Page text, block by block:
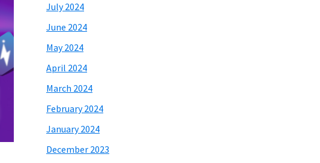
July 2024
June 2024
May 2024
April 2024
March 2024
February 2024
January 2024
December 2023